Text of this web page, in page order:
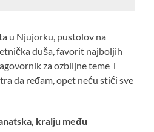
u Njujorku, pustolov na
duša, favorit najboljih
za ozbiljne teme i
da ređam, opet neću stići sve
kralju među